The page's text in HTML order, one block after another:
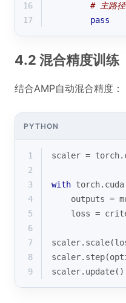
16
# 主路
17
pass
4.2 混合精度训练
结合AMP自动混合精度：
PYTHON
1
scaler =
2
3
with
4
outputs =
5
loss =
6
7
8
9
scaler.update()